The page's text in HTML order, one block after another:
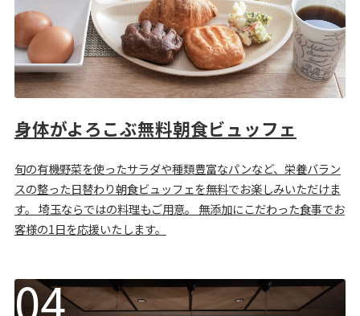
身体がよろこぶ無料朝食ビュッフェ
旬の有機野菜を使ったサラダや種類豊富なパンなど、栄養バラン
スの整った日替わり朝食ビュッフェを無料でお楽しみいただけま
す。 埼玉ならではの料理もご用意。 無添加にこだわった食事でお
客様の1日を応援いたします。